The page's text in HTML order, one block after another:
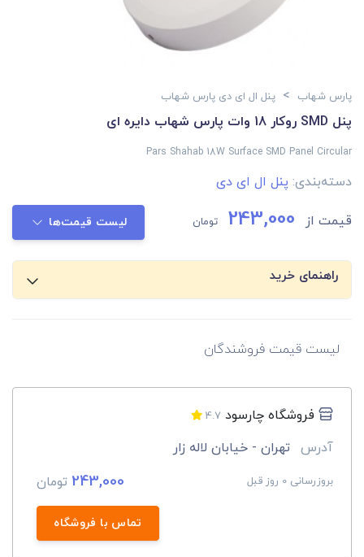
پارس شهاب > پنل ال ای دی پارس شهاب
پنل SMD روکار 18 وات پارس شهاب دایره ای
Pars Shahab 18W Surface SMD Panel Circular
دسته‌بندی: پنل ال ای دی
قیمت از 243,000 تومان لیست قیمت‌ها
راهنمای خرید
لیست قیمت فروشندگان
فروشگاه چارسود 4.7
آدرس تهران - خیابان لاله زار
بروزرسانی 0 روز قبل 243,000 تومان
تماس با فروشگاه